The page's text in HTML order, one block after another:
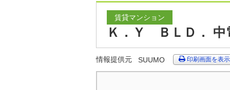
賃貸マンション
Ｋ．Ｙ ＢＬＤ． 中
情報提供元 SUUMO 印刷画面を表示